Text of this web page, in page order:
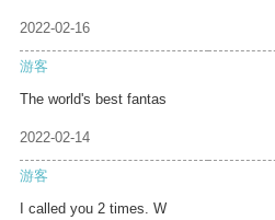
2022-02-16
游客
The world's best fantas
2022-02-14
游客
I called you 2 times. W